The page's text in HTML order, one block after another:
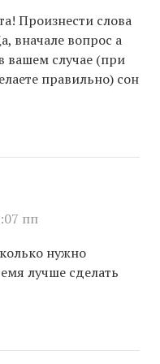
Произнести слова
вначале вопрос а
вашем случае (при
правильно) сон
пп
нужно
лучше сделать